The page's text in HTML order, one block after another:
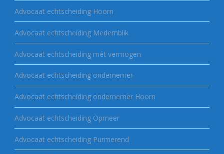
Advocaat echtscheiding Hoorn
Advocaat echtscheiding Medemblik
Advocaat echtscheiding mét vermogen
Advocaat echtscheiding ondernemer
Advocaat echtscheiding ondernemer Hoorn
Advocaat echtscheiding Opmeer
Advocaat echtscheiding Purmerend